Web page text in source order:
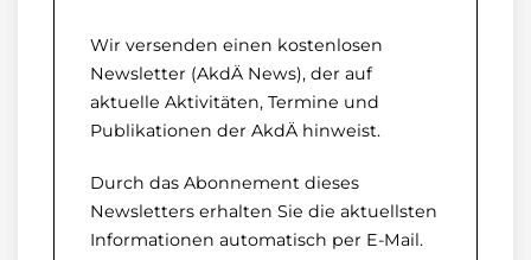
Wir versenden einen kostenlosen
Newsletter (AkdÄ News), der auf
aktuelle Aktivitäten, Termine und
Publikationen der AkdÄ hinweist.
Durch das Abonnement dieses
Newsletters erhalten Sie die aktuellsten
Informationen automatisch per E-Mail.